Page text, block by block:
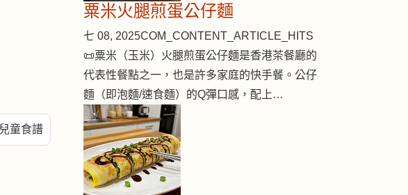
兒童食譜
粟米火腿煎蛋公仔麵
七 08, 2025COM_CONTENT_ARTICLE_HITS
📜粟米（玉米）火腿煎蛋公仔麵是香港茶餐廳的
代表性餐點之一，也是許多家庭的快手餐。公仔
麵（即泡麵/速食麵）的Q彈口感，配上…